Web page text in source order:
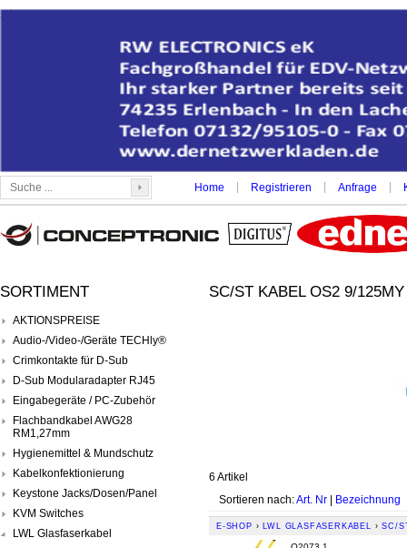
Home Registrieren Anfrage
SORTIMENT
AKTIONSPREISE
Audio-/Video-/Geräte TECHly®
Crimkontakte für D-Sub
D-Sub Modularadapter RJ45
Eingabegeräte / PC-Zubehör
Flachbandkabel AWG28
RM1,27mm
Hygienemittel & Mundschutz
Kabelkonfektionierung
Keystone Jacks/Dosen/Panel
KVM Switches
LWL Glasfaserkabel
SC/ST KABEL OS2 9/
6 Artikel
Sortieren nach:Art. Nr | Bezeichnung
E-SHOP › LWL GLASFASERKABEL › SC/